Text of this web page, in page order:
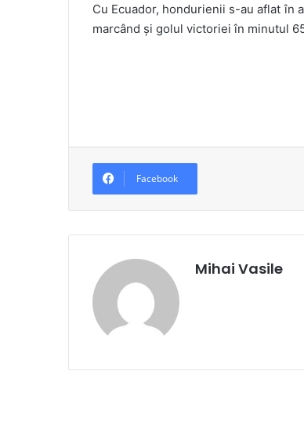
Cu Ecuador, hondurienii s-au aflat în
marcând și golul victoriei în minutul
Facebook
Mihai Vasile